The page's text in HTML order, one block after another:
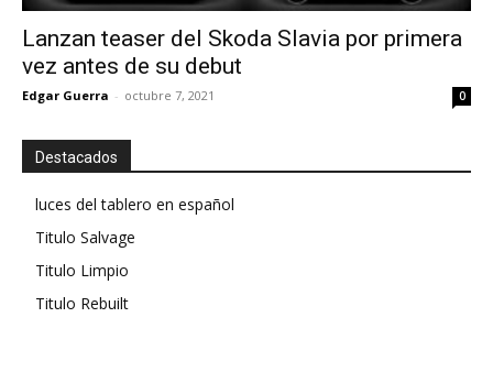
Lanzan teaser del Skoda Slavia por primera
vez antes de su debut
Edgar Guerra - octubre 7, 2021 0
Destacados
luces del tablero en español
Titulo Salvage
Titulo Limpio
Titulo Rebuilt